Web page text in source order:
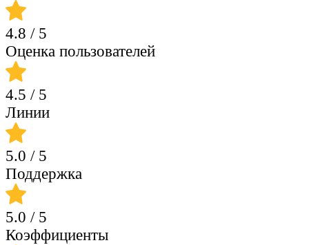
4.8 / 5
Оценка пользователей
4.5 / 5
Линии
5.0 / 5
Поддержка
5.0 / 5
Коэффициенты